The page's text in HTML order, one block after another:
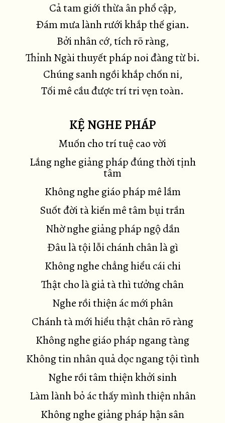
Cả tam giới thừa ân phổ cập,
Ðám mưa lành rưới khắp thế gian.
Bởi nhân cớ, tích rõ ràng,
Thỉnh Ngài thuyết pháp noi đàng từ bi.
Chúng sanh ngồi khắp chốn ni,
Tối mê cầu được trí tri vẹn toàn.
KỆ NGHE PHÁP
Muốn cho trí tuệ cao vời
Lắng nghe giảng pháp đúng thời tịnh
tâm
Không nghe giáo pháp mê lầm
Suốt đời tà kiến mê tâm bụi trần
Nhờ nghe giảng pháp ngộ dần
Đâu là tội lỗi chánh chân là gì
Không nghe chẳng hiểu cái chi
Thật cho là giả tà thì tưởng chân
Nghe rồi thiện ác mới phân
Chánh tà mới hiểu thật chân rõ ràng
Không nghe giáo pháp ngang tàng
Không tin nhân quả dọc ngang tội tình
Nghe rồi tâm thiện khởi sinh
Làm lành bỏ ác thấy mình thiện nhân
Không nghe giảng pháp hận sân